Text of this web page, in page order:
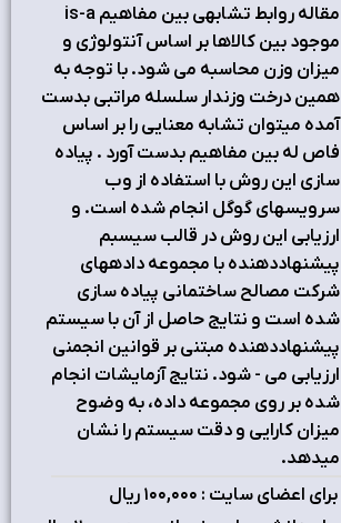
مقاله روابط تشابهي بين مفاهيم is-a
موجود بين كالاها بر اساس آنتولوژي و
ميزان وزن محاسبه مي شود. با توجه به
همين درخت وزندار سلسله مراتبي بدست
آمده ميتوان تشابه معنايي را بر اساس
فاص له بين مفاهيم بدست آورد . پياده
سازي اين روش با استفاده از وب
سرويسهاي گوگل انجام شده است. و
ارزيابي اين روش در قالب سيسبم
پيشنهاددهنده با مجموعه دادههاي
شركت مصالح ساختماني پياده سازي
شده است و نتايج حاصل از آن با سيستم
پيشنهاددهنده مبتني بر قوانين انجمني
ارزيابي مي - شود. نتايج آزمايشات انجام
شده بر روي مجموعه داده، به وضوح
ميزان كارايي و دقت سيستم را نشان
ميدهد.
برای اعضای سایت : ۱٠٠,٠٠٠ ریال